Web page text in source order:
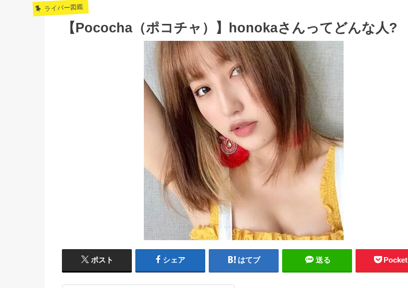
ライバー図鑑
【Pococha（ポコチャ）】honokaさんってどんな人?
ポスト シェア はてブ 送る Pocket